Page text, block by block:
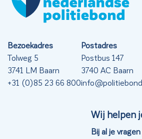
Bezoekadres
Tolweg 5
3741 LM Baarn
+31 (0)85 23 66 800
Postadres
Postbus 147
3740 AC Baarn
Wij helpen
Bij al je